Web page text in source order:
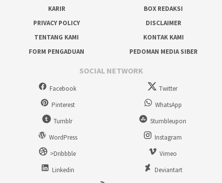
KARIR
BOX REDAKSI
PRIVACY POLICY
DISCLAIMER
TENTANG KAMI
KONTAK KAMI
FORM PENGADUAN
PEDOMAN MEDIA SIBER
SOCIAL NETWORK
Facebook
Twitter
Pinterest
WhatsApp
Tumblr
Stumbleupon
WordPress
Instagram
>Dribbble
Vimeo
Linkedin
Deviantart